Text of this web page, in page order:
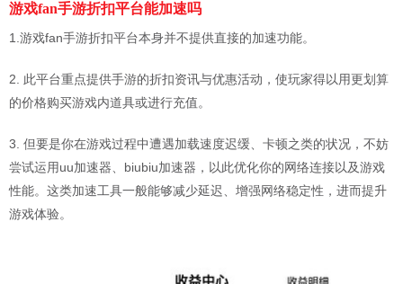
游戏fan手游折扣平台能加速吗
1.游戏fan手游折扣平台本身并不提供直接的加速功能。
2. 此平台重点提供手游的折扣资讯与优惠活动，使玩家得以用更划算
的价格购买游戏内道具或进行充值。
3. 但要是你在游戏过程中遭遇加载速度迟缓、卡顿之类的状况，不妨
尝试运用uu加速器、biubiu加速器，以此优化你的网络连接以及游戏
性能。这类加速工具一般能够减少延迟、增强网络稳定性，进而提升
游戏体验。